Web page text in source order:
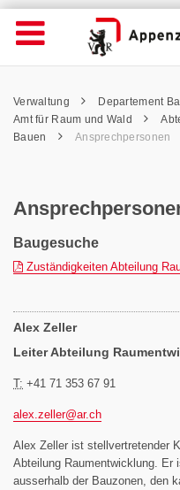
Ansprechpersonen
Wichtige
Seiten
Home
Inhalt
Kontakt
Sitemap
Inhalt
Pfadnavigation
Verwaltung
Departement
Amt für Raum und Wald
Bauen
Ansprechpersonen
Baugesuche
Zuständigkeiten Abteilung
Alex Zeller
Leiter Abteilung
T: +41 71 353 67 91
alex.zeller@ar.ch
Alex Zeller ist stellvertretender
Abteilung Raumentwicklung. Er
ausserhalb der Bauzonen, den